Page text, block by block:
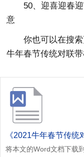
50、迎喜迎春
意
你也可以在搜
牛年春节传统对联带
将本文的Word文档下载